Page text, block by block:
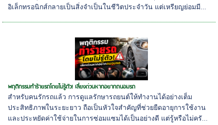
อิเล็กทรอนิกส์กลายเป็นสิ่งจำเป็นในชีวิตประจำวัน แต่เหรียญย่อมมี...
พฤติกรรมทำร้ายรถโดยไม่รู้ตัว! เลี่ยงด่วนหากอยากถนอมรถ
สำหรับคนรักรถแล้ว การดูแลรักษารถยนต์ให้ทำงานได้อย่างเต็ม
ประสิทธิภาพในระยะยาว ถือเป็นหัวใจสำคัญที่ช่วยยืดอายุการใช้งาน
และประหยัดค่าใช้จ่ายในการซ่อมแซมได้เป็นอย่างดี แต่รู้หรือไม่ครั...